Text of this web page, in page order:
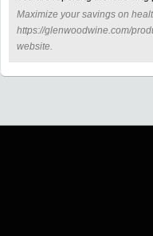
Maximize your savings on
https://glenwoodwine.com/
website.